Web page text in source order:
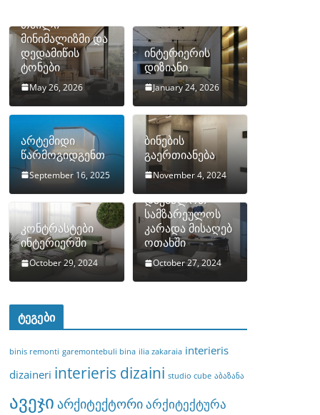
თბილი
მინიმალიზმი და
დედამიწის
ტონები
May 26, 2026
ინტერიერის
დიზიანი
January 24, 2026
არტემიდი
წარმოგიდგენთ
September 16, 2025
ბინების
გაერთიანება
November 4, 2024
კონტრასტები
ინტერიერში
October 29, 2024
როგორ
დავმალოთ
სამზარეულოს
კარადა მისაღებ
ოთახში
October 27, 2024
ტეგები
binis remonti garemontebuli bina ilia zakaraia interieris
dizaineri interieris dizaini studio cube აბაზანა
ავეჯი არქიტექტორიარქიტექტურა